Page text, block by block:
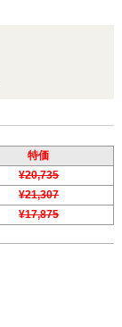
特価
¥20,735
¥21,307
¥17,875